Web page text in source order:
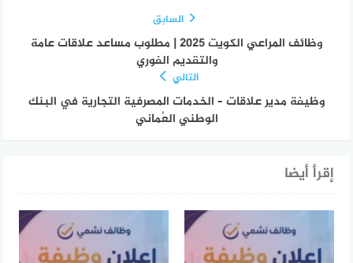
السابق
وظائف المراعي الكويت 2025 | مطلوب مساعد علاقات عامة
والتقديم الفوري
التالي
وظيفة مدير علاقات – الخدمات المصرفية التجارية في البنك
الوطني العُماني
إقرأ أيضا